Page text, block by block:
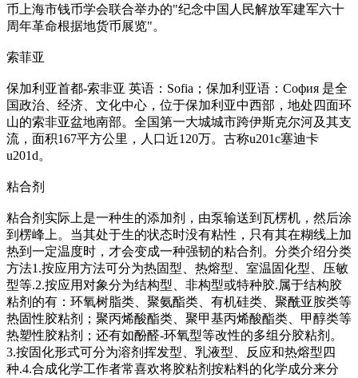
币上海市钱币学会联合举办的"纪念中国人民解放军建军六十
周年革命根据地货币展览"。
索菲亚
保加利亚首都-索非亚 英语：Sofia；保加利亚语：София 是全
国政治、经济、文化中心，位于保加利亚中西部，地处四面环
山的索非亚盆地南部。全国第一大城城市跨伊斯克尔河及其支
流，面积167平方公里，人口近120万。古称u201c塞迪卡
u201d。
粘合剂
粘合剂实际上是一种生的添加剂，由泵输送到瓦楞机，然后涂
到楞峰上。当其处于生的状态时没有粘性，只有其在糊线上加
热到一定温度时，才会变成一种强韧的粘合剂。分类介绍分类
方法1.按应用方法可分为热固型、热熔型、室温固化型、压敏
型等.2.按应用对象分为结构型、非构型或特种胶.属于结构胶
粘剂的有：环氧树脂类、聚氨酯类、有机硅类、聚酰亚胺类等
热固性胶粘剂；聚丙烯酸酯类、聚甲基丙烯酸酯类、甲醇类等
热塑性胶粘剂；还有如酚醛-环氧型等改性的多组分胶粘剂。
3.按固化形式可分为溶剂挥发型、乳液型、反应和热熔型四
种.4.合成化学工作者常喜欢将胶粘剂按粘料的化学成分来分